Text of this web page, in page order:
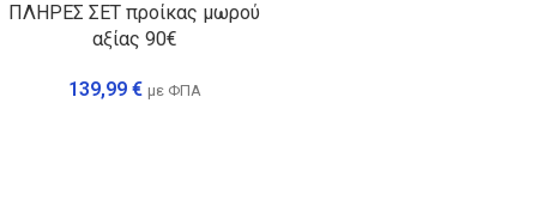
ΠΛΗΡΕΣ ΣΕΤ προίκας μωρού
αξίας 90€
139,99 € με ΦΠΑ